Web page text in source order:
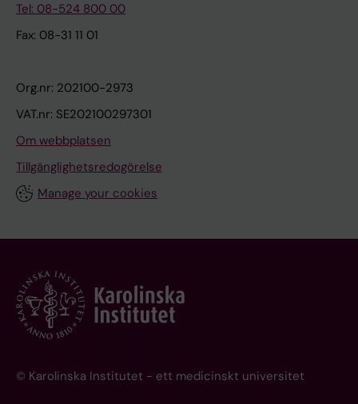
Tel: 08-524 800 00
Fax: 08-31 11 01
Org.nr: 202100-2973
VAT.nr: SE202100297301
Om webbplatsen
Tillgänglighetsredogörelse
Manage your cookies
© Karolinska Institutet - ett medicinskt universitet